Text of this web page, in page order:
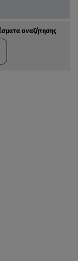
αναζήτησης